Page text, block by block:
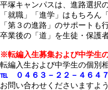
平塚キャンパスは、進路選択
「就職」「進学」はもちろん
「第３の進路」のサポートも
卒業後の「道」を生徒・保護
※転編入生募集および中学生
転編入生および中学生の個別
℡ ０４６３－２２－４６４７
お問い合わせくださいますよ